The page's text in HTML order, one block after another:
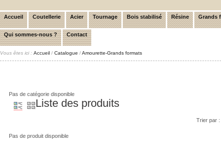
Accueil Coutellerie Acier Tournage Bois stabilisé Résine Grands
Qui sommes-nous ? Contact
Vous êtes ici : Accueil / Catalogue /Amourette-Grands formats
Pas de catégorie disponible
Liste des produits
Trier par :
Pas de produit disponible